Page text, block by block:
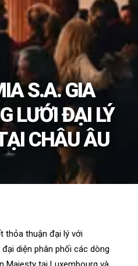
S.A. GIA
LƯỚI ĐẠI LÝ
CHÂU ÂU
thỏa thuận đại lý với
diện phân phối các dòng